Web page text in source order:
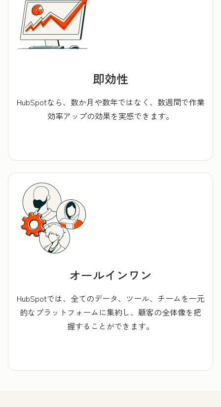
即効性
HubSpotなら、数か月や数年ではなく、数週間で作業
効率アップの効果を実感できます。
オールインワン
HubSpotでは、全てのデータ、ツール、チームを一元
的なプラットフォームに集約し、顧客の全体像を把
握することができます。